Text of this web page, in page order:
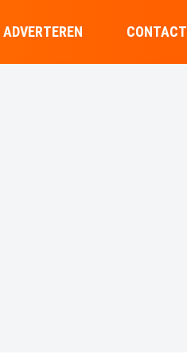
ADVERTEREN CONTACT